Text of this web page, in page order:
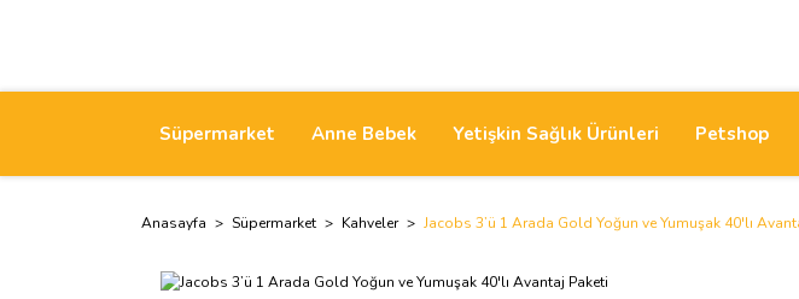
Süpermarket Anne Bebek Yetişkin Sağlık Ürünleri Petshop
Anasayfa Süpermarket Kahveler Jacobs 3’ü 1 Arada Gold Yoğun ve Yumuşak 40'lı